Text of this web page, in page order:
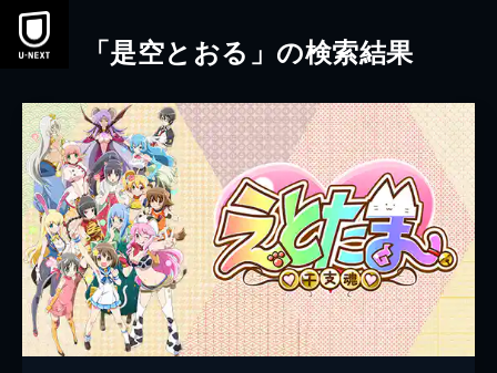
本文へスキップ
「是空とおる」の検索結果